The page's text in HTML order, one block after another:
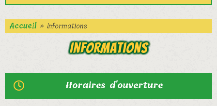
Accueil » Informations
Informations
Horaires d'ouverture